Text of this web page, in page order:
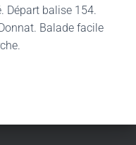
Départ balise 154.
Balade facile